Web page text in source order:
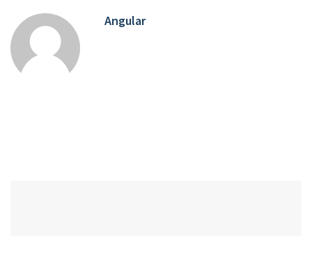
Angular